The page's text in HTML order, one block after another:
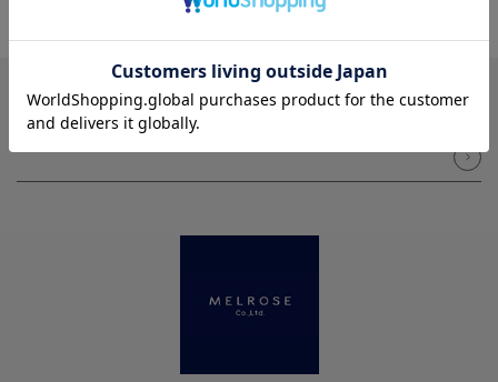
NEWSLETTER メルマガ登録